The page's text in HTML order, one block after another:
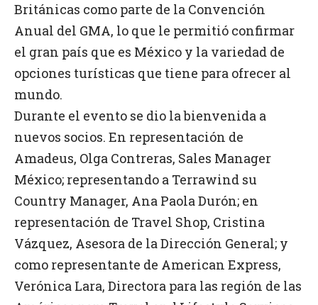
Británicas como parte de la Convención
Anual del GMA, lo que le permitió confirmar
el gran país que es México y la variedad de
opciones turísticas que tiene para ofrecer al
mundo.
Durante el evento se dio la bienvenida a
nuevos socios. En representación de
Amadeus, Olga Contreras, Sales Manager
México; representando a Terrawind su
Country Manager, Ana Paola Durón; en
representación de Travel Shop, Cristina
Vázquez, Asesora de la Dirección General; y
como representante de American Express,
Verónica Lara, Directora para las región de las